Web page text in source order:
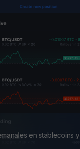
en stablecoins y